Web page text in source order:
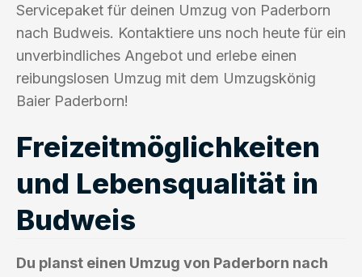
Servicepaket für deinen Umzug von Paderborn
nach Budweis. Kontaktiere uns noch heute für ein
unverbindliches Angebot und erlebe einen
reibungslosen Umzug mit dem Umzugskönig
Baier Paderborn!
Freizeitmöglichkeiten
und Lebensqualität in
Budweis
Du planst einen Umzug von Paderborn nach